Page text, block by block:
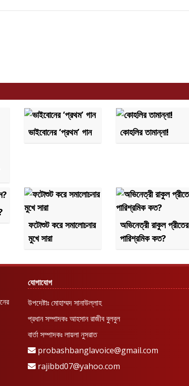
ভাইবোনের ‘প্রথম’ গান কোহলির তামান্না!
ফটোশুট করে সমালোচনার
মুখে সারা
অভিনেত্রী রাকুল প্রীতের
পারিশ্রমিক কত?
যোগাযোগ
উপদেষ্টাঃ মোহাম্মদ সানাউল্লাহ
প্রধান সম্পাদকঃ আহসান রাজীব বুলবুল
বার্তা সম্পাদকঃ লায়লা নুসরাত
probashbanglavoice@gmail.com
rajibbd07@yahoo.com